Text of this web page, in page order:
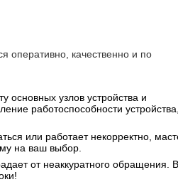
оперативно, качественно и по
основных узлов устройства и
работоспособности устройства,
или работает некорректно,
на ваш выбор.
от неаккуратного обращения. В